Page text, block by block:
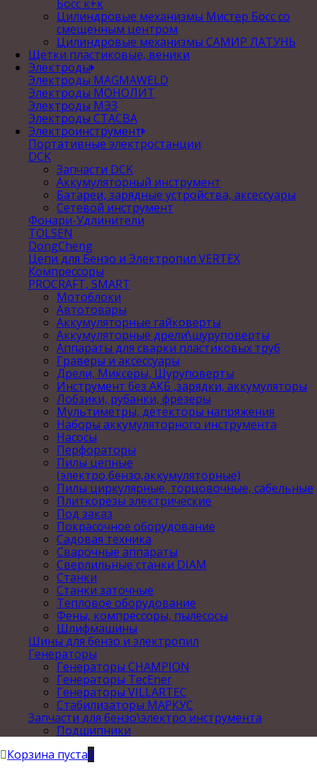
Босс к+к
Цилиндровые механизмы Мистер Босс со
смещенным центром
Цилиндровые механизмы САМИР ЛАТУНЬ
Щетки пластиковые, веники
Электроды
Электроды MAGMAWELD
Электроды МОНОЛИТ
Электроды МЭЗ
Электроды СТАСВА
Электроинструмент
Портативные электростанции
DCK
Запчасти DCK
Аккумуляторный инструмент
Батареи, зарядные устройства, аксессуары
Сетевой инструмент
Фонари-Удлинители
TOLSEN
DongCheng
Цепи для Бензо и Электропил VERTEX
Компрессоры
PROCRAFT, SMART
Мотоблоки
Автотовары
Аккумуляторные гайковерты
Аккумуляторные дрели\шуруповерты
Аппараты для сварки пластиковых труб
Граверы и аксессуары
Дрели, Миксеры, Шуруповерты
Инструмент без АКБ ,зарядки, аккумуляторы
Лобзики, рубанки, фрезеры
Мультиметры, детекторы напряжения
Наборы аккумуляторного инструмента
Насосы
Перфораторы
Пилы цепные
(электро,бензо,аккумуляторные)
Пилы циркулярные, торцовочные, сабельные
Плиткорезы электрические
Под заказ
Покрасочное оборудование
Садовая техника
Сварочные аппараты
Сверлильные станки DIAM
Станки
Станки заточные
Тепловое оборудование
Фены, компрессоры, пылесосы
Шлифмашины
Шины для бензо и электропил
Генераторы
Генераторы CHAMPION
Генераторы TecEner
Генераторы VILLARTEC
Стабилизаторы МАРКУС
Запчасти для бензо\электро инструмента
Подшипники
Корзина пуста0